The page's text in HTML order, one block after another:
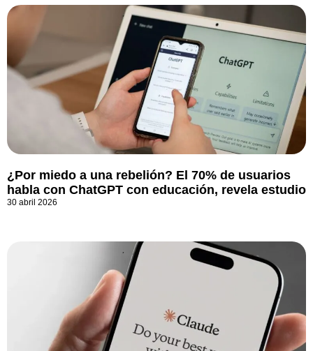
¿Por miedo a una rebelión? El 70% de usuarios
habla con ChatGPT con educación, revela estudio
30 abril 2026